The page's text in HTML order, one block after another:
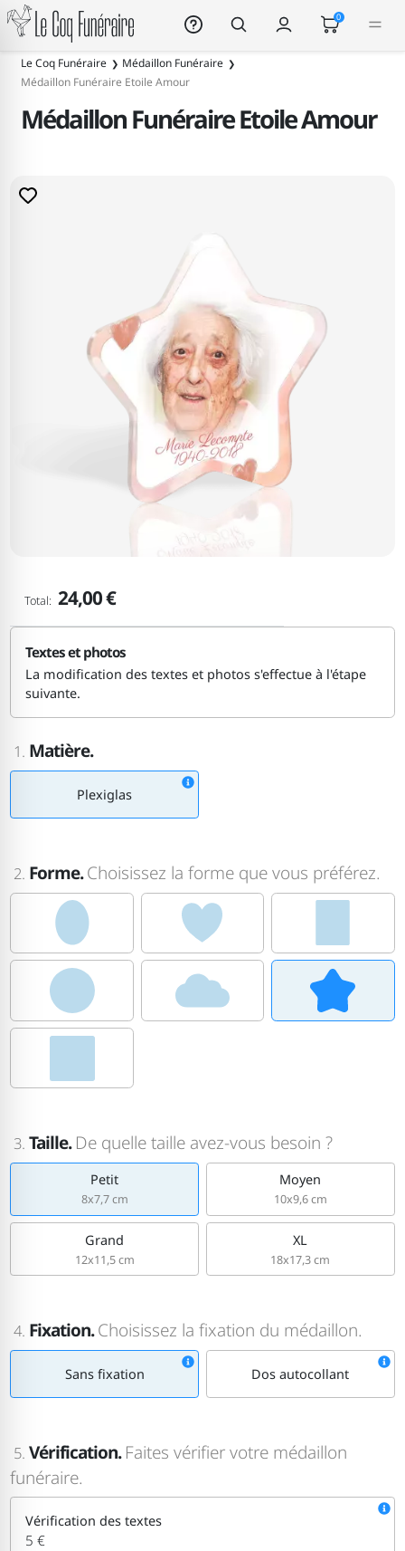
Le Coq Funéraire 0
Le Coq Funéraire
Médaillon Funéraire
Médaillon Funéraire Etoile Amour
Médaillon Funéraire Etoile Amour
Total: 24,00 €
Textes et photos
La modification des textes et photos s'effectue à l'étape
suivante.
1. Matière.
Plexiglas
2. Forme.Choisissez la forme que vous préférez.
3. Taille. De quelle taille avez-vous besoin ?
Petit
8x7,7 cm
Moyen
10x9,6 cm
Grand
12x11,5 cm
XL
18x17,3 cm
4. Fixation.Choisissez la fixation du médaillon.
Sans fixation Dos autocollant
5. Vérification. Faites vérifier votre médaillon
funéraire.
Vérification des textes
5 €